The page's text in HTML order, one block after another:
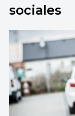
sociales